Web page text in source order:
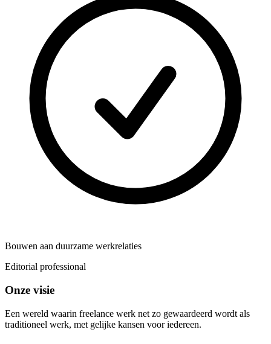
Bouwen aan duurzame werkrelaties
Editorial professional
Onze visie
Een wereld waarin freelance werk net zo gewaardeerd wordt als
traditioneel werk, met gelijke kansen voor iedereen.